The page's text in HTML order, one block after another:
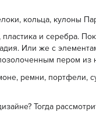
кольца, кулоны
и серебра.
Или же с
пером из
ремни, портфели,
Тогда